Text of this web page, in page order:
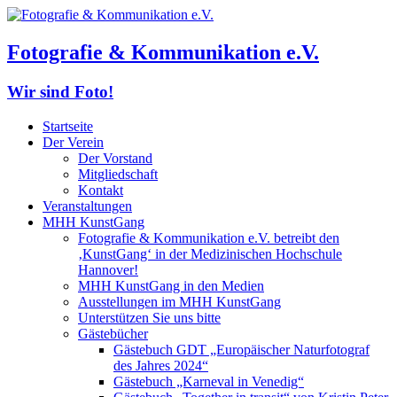
Fotografie & Kommunikation e.V.
Wir sind Foto!
Startseite
Der Verein
Der Vorstand
Mitgliedschaft
Kontakt
Veranstaltungen
MHH KunstGang
Fotografie & Kommunikation e.V. betreibt den
‚KunstGang‘ in der Medizinischen Hochschule
Hannover!
MHH KunstGang in den Medien
Ausstellungen im MHH KunstGang
Unterstützen Sie uns bitte
Gästebücher
Gästebuch GDT „Europäischer Naturfotograf
des Jahres 2024“
Gästebuch „Karneval in Venedig“